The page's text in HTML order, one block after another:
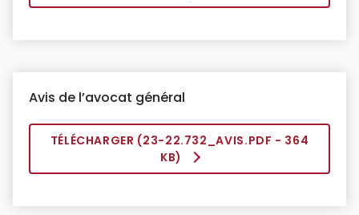
Avis de l’avocat général
TÉLÉCHARGER (23-22.732_AVIS.PDF - 364
KB)